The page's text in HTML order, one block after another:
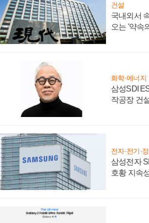
건설
국내외서
오는 '약속
화학·에너지
삼성SDI
작공장 건
전자·전기·
삼성전자
호황 지속